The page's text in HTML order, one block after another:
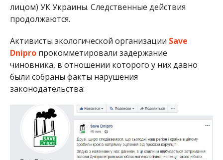
лицом) УК Украины. Следственные действия
продолжаются.
Активисты экологической организации Save
Dniproпрокомметировали задержание
чиновника, в отношении которого у них давно
были собраны факты нарушения
законодательства: